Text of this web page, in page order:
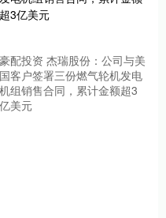
豪配投资 杰瑞股份：公司与美
国客户签署三份燃气轮机发电
机组销售合同，累计金额超3
亿美元